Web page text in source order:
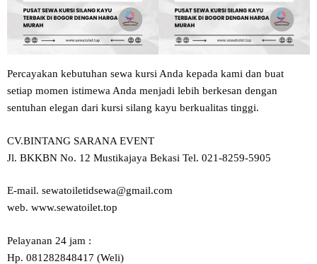
Percayakan kebutuhan sewa kursi Anda kepada kami dan buat
setiap momen istimewa Anda menjadi lebih berkesan dengan
sentuhan elegan dari kursi silang kayu berkualitas tinggi.
CV.BINTANG SARANA EVENT
Jl. BKKBN No. 12 Mustikajaya Bekasi Tel. 021-8259-5905
E-mail. sewatoiletidsewa@gmail.com
web. www.sewatoilet.top
Pelayanan 24 jam :
Hp. 081282848417 (Weli)